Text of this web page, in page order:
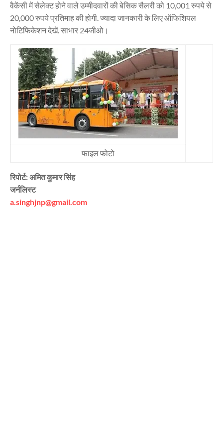
वैकेंसी में सेलेक्ट होने वाले उम्मीदवारों की बेसिक सैलरी को 10,001 रुपये से
20,000 रुपये प्रतिमाह की होगी. ज्यादा जानकारी के लिए ऑफिशियल
नोटिफिकेशन देखें. साभार 24जीओ।
फाइल फोटो
रिपोर्ट: अमित कुमार सिंह
जर्नलिस्ट
a.singhjnp@gmail.com